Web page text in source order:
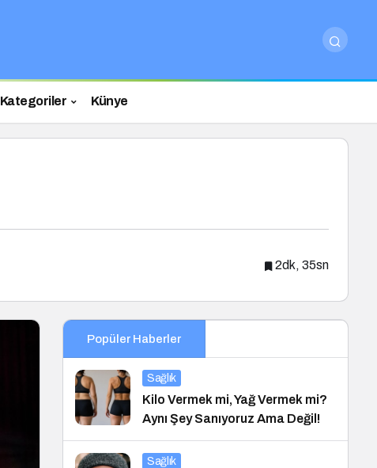
Kategoriler Künye
2dk, 35sn
Popüler Haberler
Sağlık
Kilo Vermek mi, Yağ Vermek mi?
Aynı Şey Sanıyoruz Ama Değil!
Sağlık